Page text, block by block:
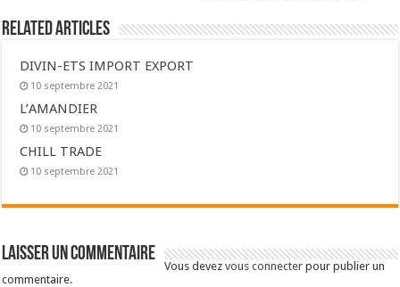
Related Articles
DIVIN-ETS IMPORT EXPORT
10 septembre 2021
L’AMANDIER
10 septembre 2021
CHILL TRADE
10 septembre 2021
Laisser un commentaire
Vous devezvous connecter pour publier un
commentaire.